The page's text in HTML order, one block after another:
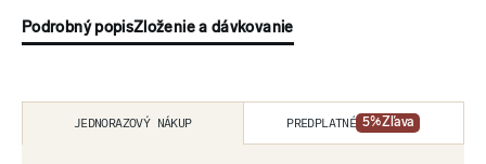
Podrobný popisZloženie a dávkovanie
JEDNORAZOVÝ NÁKUP PREDPLATNÉ 5% Zľava